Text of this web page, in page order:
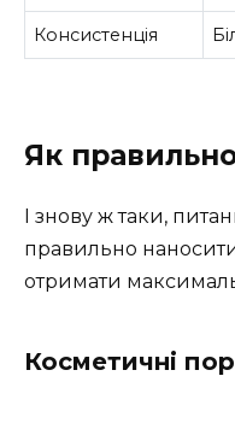
Консистенція
Як
І знову ж таки,
правильно
отримати
Косметичні